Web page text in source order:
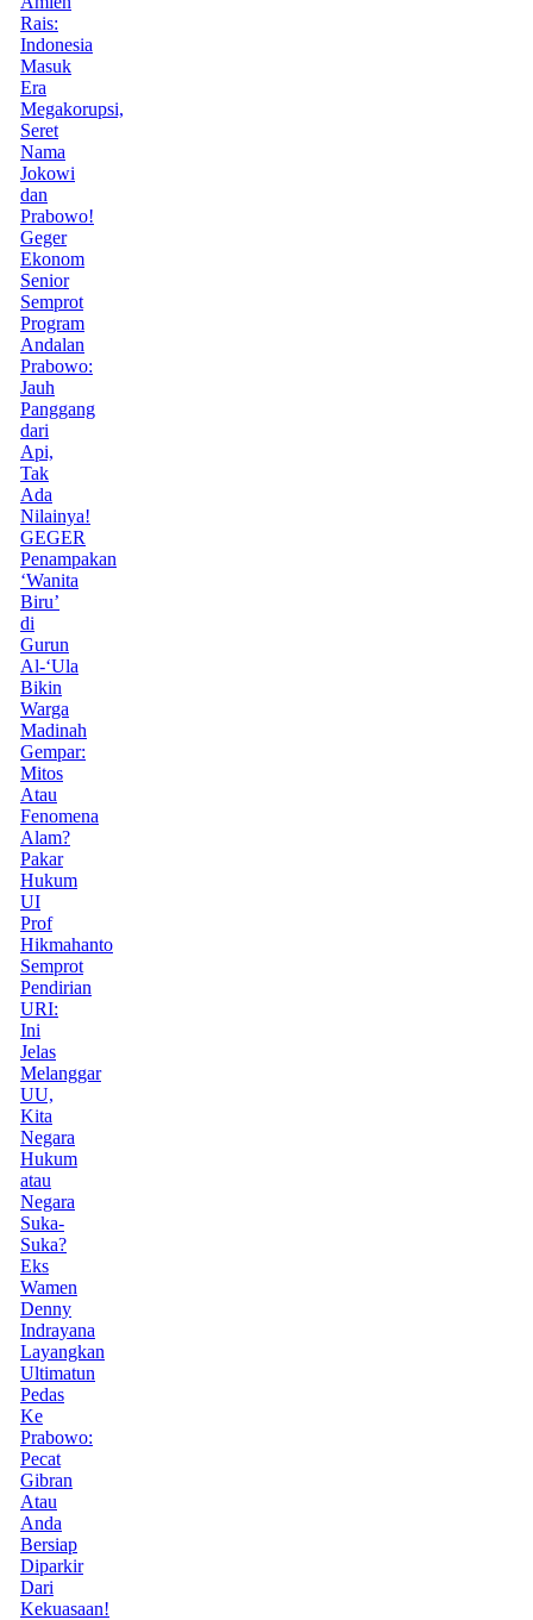
Rais:
Indonesia
Masuk
Era
Megakorupsi,
Seret
Nama
Jokowi
dan
Prabowo!
Geger
Ekonom
Senior
Semprot
Program
Andalan
Prabowo:
Jauh
Panggang
dari
Api,
Tak
Ada
Nilainya!
GEGER
Penampakan
‘Wanita
Biru’
di
Gurun
Al-‘Ula
Bikin
Warga
Madinah
Gempar:
Mitos
Atau
Fenomena
Alam?
Pakar
Hukum
UI
Prof
Hikmahanto
Semprot
Pendirian
URI:
Ini
Jelas
Melanggar
UU,
Kita
Negara
Hukum
atau
Negara
Suka-
Suka?
Eks
Wamen
Denny
Indrayana
Layangkan
Ultimatun
Pedas
Ke
Prabowo:
Pecat
Gibran
Atau
Anda
Bersiap
Diparkir
Dari
Kekuasaan!